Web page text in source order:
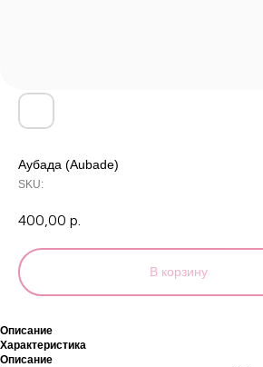
Аубада (Aubade)
SKU:
400,00 р.
В корзину
Описание
Характеристика
Описание